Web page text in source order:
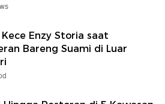
Kece Enzy Storia saat
Bareng Suami di Luar